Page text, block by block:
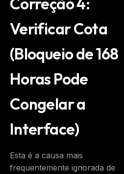
Verificar Cota
(Bloqueio de 168
Horas Pode
Congelar a
Interface)
Esta é a causa mais
frequentemente ignorada de
Curated MCP picks, agent skills,
workflow updates — one email,
Get the weekly